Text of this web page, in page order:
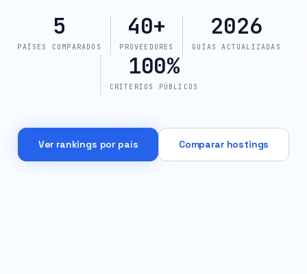
5
PAÍSES COMPARADOS
40+
PROVEEDORES
2026
GUÍAS ACTUALIZADAS
100%
CRITERIOS PÚBLICOS
Ver rankings por país Comparar hostings